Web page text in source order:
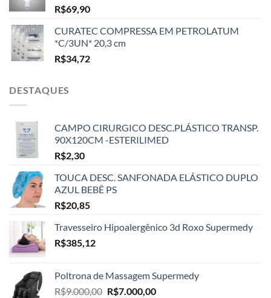
R$69,90
CURATEC COMPRESSA EM PETROLATUM
*C/3UN* 20,3 cm
R$34,72
DESTAQUES
CAMPO CIRURGICO DESC.PLÁSTICO TRANSP.
90X120CM -ESTERILIMED
R$2,30
TOUCA DESC. SANFONADA ELÁSTICO DUPLO
AZUL BEBÊ PS
R$20,85
Travesseiro Hipoalergênico 3d Roxo Supermedy
R$385,12
Poltrona de Massagem Supermedy
R$9.000,00 O
R$7.000,00O